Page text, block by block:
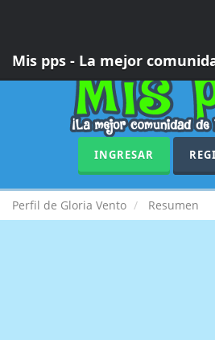
Mis pps - La mejor
INGRESAR
Perfil de Gloria Vento Resumen